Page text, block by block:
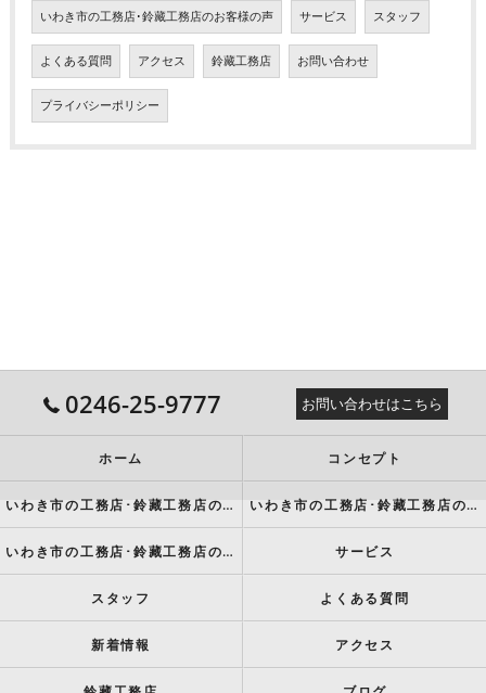
いわき市の工務店･鈴藏工務店のお客様の声 サービス スタッフ
よくある質問 アクセス 鈴藏工務店 お問い合わせ
プライバシーポリシー
0246-25-9777 お問い合わせはこちら
ホーム コンセプト
いわき市の工務店･鈴藏工務店の口コミ情報 いわき市の工務店･鈴藏工務店の評判
いわき市の工務店･鈴藏工務店のお客様の声 サービス
スタッフ よくある質問
新着情報 アクセス